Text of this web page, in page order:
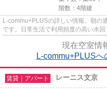
階数：4階建
L-commu+PLUSの詳しい情報。朝の
です。日常生活で利用頻度の高い水
現在空室情
L-commu+PLUS
賃貸｜アパート レーニス文京